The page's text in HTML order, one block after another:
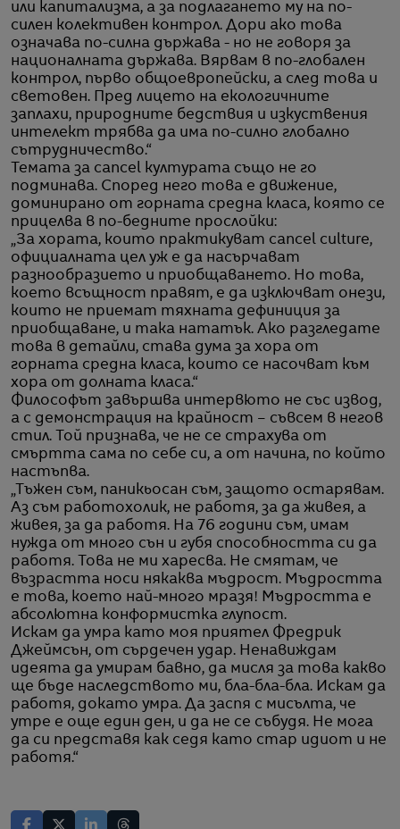
или капитализма, а за подлагането му на по-
силен колективен контрол. Дори ако това
означава по-силна държава - но не говоря за
националната държава. Вярвам в по-глобален
контрол, първо общоевропейски, а след това и
световен. Пред лицето на екологичните
заплахи, природните бедствия и изкуствения
интелект трябва да има по-силно глобално
сътрудничество.“
Темата за cancel културата също не го
подминава. Според него това е движение,
доминирано от горната средна класа, която се
прицелва в по-бедните прослойки:
„За хората, които практикуват cancel culture,
официалната цел уж е да насърчават
разнообразието и приобщаването. Но това,
което всъщност правят, е да изключват онези,
които не приемат тяхната дефиниция за
приобщаване, и така нататък. Ако разгледате
това в детайли, става дума за хора от
горната средна класа, които се насочват към
хора от долната класа.“
Философът завършва интервюто не със извод,
а с демонстрация на крайност – съвсем в негов
стил. Той признава, че не се страхува от
смъртта сама по себе си, а от начина, по който
настъпва.
„Тъжен съм, паникьосан съм, защото остарявам.
Аз съм работохолик, не работя, за да живея, а
живея, за да работя. На 76 години съм, имам
нужда от много сън и губя способността си да
работя. Това не ми харесва. Не смятам, че
възрастта носи някаква мъдрост. Мъдростта
е това, което най-много мразя! Мъдростта е
абсолютна конформистка глупост.
Искам да умра като моя приятел Фредрик
Джеймсън, от сърдечен удар. Ненавиждам
идеята да умирам бавно, да мисля за това какво
ще бъде наследството ми, бла-бла-бла. Искам да
работя, докато умра. Да заспя с мисълта, че
утре е още един ден, и да не се събудя. Не мога
да си представя как седя като стар идиот и не
работя.“